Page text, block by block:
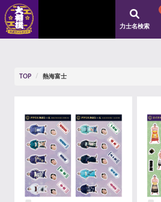
力士名検索
TOP 熱海富士